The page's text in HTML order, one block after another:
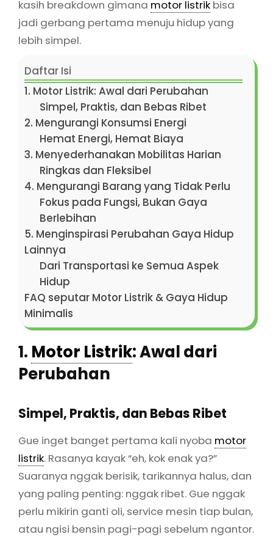
kasih breakdown gimana motor listrik bisa
jadi gerbang pertama menuju hidup yang
lebih simpel.
Daftar Isi
1. Motor Listrik: Awal dari Perubahan
Simpel, Praktis, dan Bebas Ribet
2. Mengurangi Konsumsi Energi
Hemat Energi, Hemat Biaya
3. Menyederhanakan Mobilitas Harian
Ringkas dan Fleksibel
4. Mengurangi Barang yang Tidak Perlu
Fokus pada Fungsi, Bukan Gaya
Berlebihan
5. Menginspirasi Perubahan Gaya Hidup
Lainnya
Dari Transportasi ke Semua Aspek
Hidup
FAQ seputar Motor Listrik & Gaya Hidup
Minimalis
1. Motor Listrik: Awal dari
Perubahan
Simpel, Praktis, dan Bebas Ribet
Gue inget banget pertama kali nyoba motor
listrik. Rasanya kayak “eh, kok enak ya?”
Suaranya nggak berisik, tarikannya halus, dan
yang paling penting: nggak ribet. Gue nggak
perlu mikirin ganti oli, service mesin tiap bulan,
atau ngisi bensin pagi-pagi sebelum ngantor.